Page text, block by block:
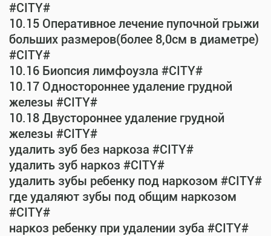
#CITY#
10.15 Оперативное лечение пупочной грыжи
больших размеров(более 8,0см в диаметре)
#CITY#
10.16 Биопсия лимфоузла #CITY#
10.17 Одностороннее удаление грудной
железы #CITY#
10.18 Двустороннее удаление грудной
железы #CITY#
удалить зуб без наркоза #CITY#
удалить зуб наркоз #CITY#
удалить зубы ребенку под наркозом #CITY#
где удаляют зубы под общим наркозом
#CITY#
наркоз ребенку при удалении зуба #CITY#